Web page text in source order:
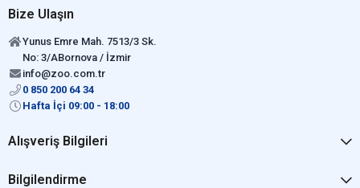
Bize Ulaşın
Yunus Emre Mah. 7513/3 Sk.
No: 3/ABornova / İzmir
info@zoo.com.tr
0 850 200 64 34
Hafta İçi 09:00 - 18:00
Alışveriş Bilgileri
Bilgilendirme